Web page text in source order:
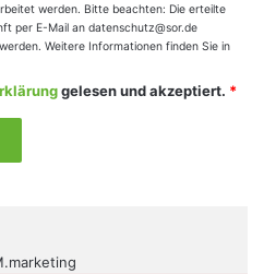
werden. Bitte beachten: Die erteilte
per E-Mail an datenschutz@sor.de
Weitere Informationen finden Sie in
gelesen und akzeptiert. *